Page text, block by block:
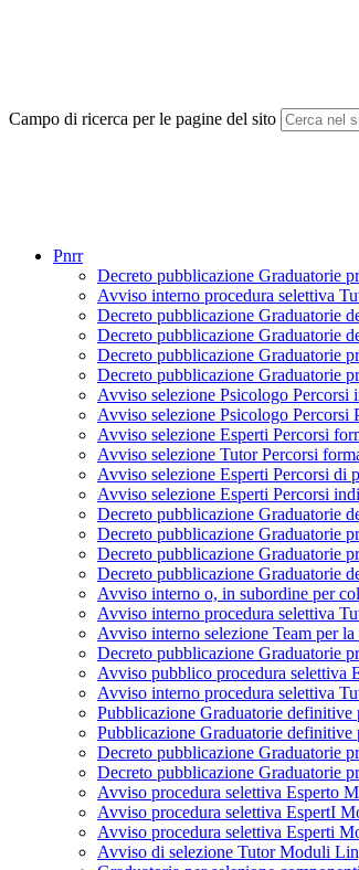
Campo di ricerca per le pagine del sito
Pnrr
Decreto pubblicazione Graduatorie
Avviso interno procedura selettiva
Decreto pubblicazione Graduatorie
Decreto pubblicazione Graduatorie
Decreto pubblicazione Graduatorie
Decreto pubblicazione Graduatorie
Avviso selezione Psicologo
Avviso selezione Psicologo
Avviso selezione Esperti Percorsi
Avviso selezione Tutor Percorsi
Avviso selezione Esperti Percorsi di
Avviso selezione Esperti Percorsi
Decreto pubblicazione Graduatorie
Decreto pubblicazione Graduatorie
Decreto pubblicazione Graduatorie
Decreto pubblicazione Graduatorie
Avviso interno o, in subordine per
Avviso interno procedura selettiva
Avviso interno selezione Team per
Decreto pubblicazione Graduatorie
Avviso pubblico procedura selettiva
Avviso interno procedura selettiva
Pubblicazione Graduatorie
Pubblicazione Graduatorie
Decreto pubblicazione Graduatorie
Decreto pubblicazione Graduatorie
Avviso procedura selettiva Esperto
Avviso procedura selettiva EspertI
Avviso procedura selettiva Esperti
Avviso di selezione Tutor Moduli